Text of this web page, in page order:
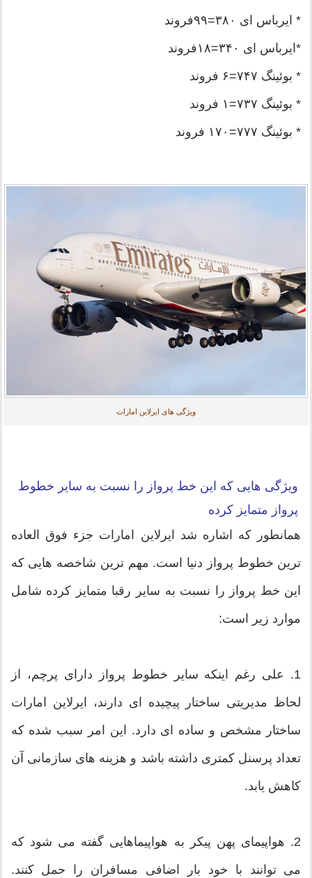
* ایرباس ای ۳۸۰=۹۹فروند
*ایرباس ای ۳۴۰=۱۸فروند
* بوئینگ ۷۴۷=۶ فروند
* بوئینگ ۷۳۷=۱ فروند
* بوئینگ ۷۷۷=۱۷۰ فروند
ویژگی های ایرلاین امارات
ویژگی هایی که این خط پرواز را نسبت به سایر خطوط
پرواز متمایز کرده
همانطور که اشاره شد ایرلاین امارات جزء فوق العاده
ترین خطوط پرواز دنیا است. مهم ترین شاخصه هایی که
این خط پرواز را نسبت به سایر رقبا متمایز کرده شامل
موارد زیر است:
1. علی رغم اینکه سایر خطوط پرواز دارای پرچم، از
لحاظ مدیریتی ساختار پیچیده ای دارند، ایرلاین امارات
ساختار مشخص و ساده ای دارد. این امر سبب شده که
تعداد پرسنل کمتری داشته باشد و هزینه های سازمانی آن
کاهش یابد.
2. هواپیمای پهن‌ پیکر به هواپیماهایی گفته می شود که
می توانند با خود بار اضافی مسافران را حمل کنند.